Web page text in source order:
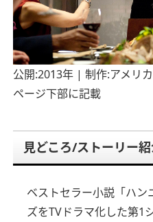
公開:2013年 | 制作:アメ
ページ下部に記載
見どころ/ストーリー
ベストセラー小説「ハン
ズをTVドラマ化した第1